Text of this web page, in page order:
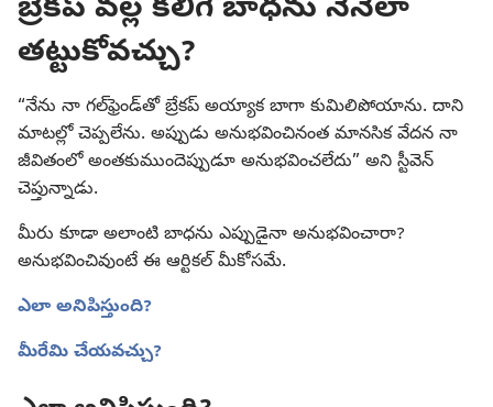
బ్రేకప్‌ వల్ల కలిగే బాధను నేనెలా
తట్టుకోవచ్చు?
“నేను నా గల్‌ఫ్రెండ్‌తో బ్రేకప్‌ అయ్యాక బాగా కుమిలిపోయాను. దాని
మాటల్లో చెప్పలేను. అప్పుడు అనుభవించినంత మానసిక వేదన నా
జీవితంలో అంతకుముందెప్పుడూ అనుభవించలేదు” అని స్టీవెన్‌
చెప్తున్నాడు.
మీరు కూడా అలాంటి బాధను ఎప్పుడైనా అనుభవించారా?
అనుభవించివుంటే ఈ ఆర్టికల్‌ మీకోసమే.
ఎలా అనిపిస్తుంది?
మీరేమి చేయవచ్చు?